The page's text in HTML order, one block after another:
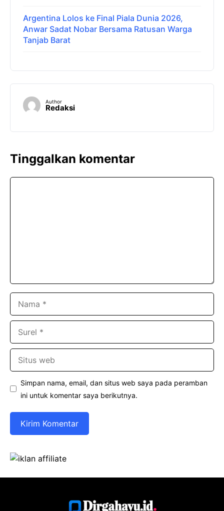
Argentina Lolos ke Final Piala Dunia 2026,
Anwar Sadat Nobar Bersama Ratusan Warga
Tanjab Barat
Author
Redaksi
Tinggalkan komentar
Simpan nama, email, dan situs web saya pada peramban
ini untuk komentar saya berikutnya.